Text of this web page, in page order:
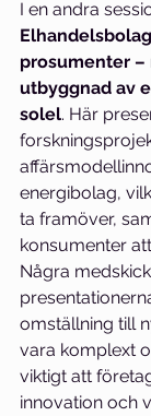
I en andra
prosumenter
utbyggnad av
solel. Här
energibolag,
ta framöver,
konsumenter
Några
omställning till
vara komplext
viktigt att
innovation och